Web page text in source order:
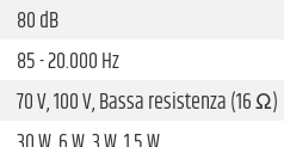
80 dB
85 - 20.000 Hz
70 V, 100 V, Bassa resistenza (16 Ω)